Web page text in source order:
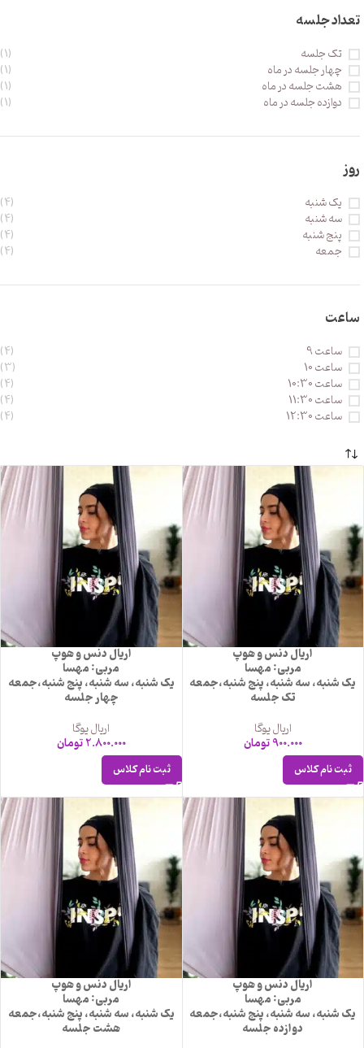
تعداد جلسه
تک جلسه (1)
چهار جلسه در ماه (1)
هشت جلسه در ماه (1)
دوازده جلسه در ماه (1)
روز
یک شنبه (4)
سه شنبه (4)
پنج شنبه (4)
جمعه (4)
ساعت
ساعت 9 (4)
ساعت 10 (3)
ساعت 10:30 (4)
ساعت 11:30 (4)
ساعت 12:30 (4)
اریال دنس و هوپ
مربی: مهسا
یک شنبه، سه شنبه، پنج شنبه،جمعه
تک جلسه
اریال یوگا
900.000تومان
ثبت نام کلاس
اریال دنس و هوپ
مربی: مهسا
یک شنبه، سه شنبه، پنج شنبه،جمعه
چهار جلسه
اریال یوگا
2.800.000تومان
ثبت نام کلاس
اریال دنس و هوپ
مربی: مهسا
یک شنبه، سه شنبه، پنج شنبه،جمعه
دوازده جلسه
اریال دنس و هوپ
مربی: مهسا
یک شنبه، سه شنبه، پنج شنبه،جمعه
هشت جلسه